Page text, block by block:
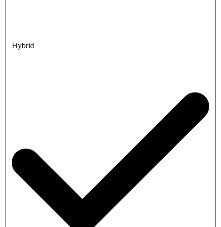
Hybrid